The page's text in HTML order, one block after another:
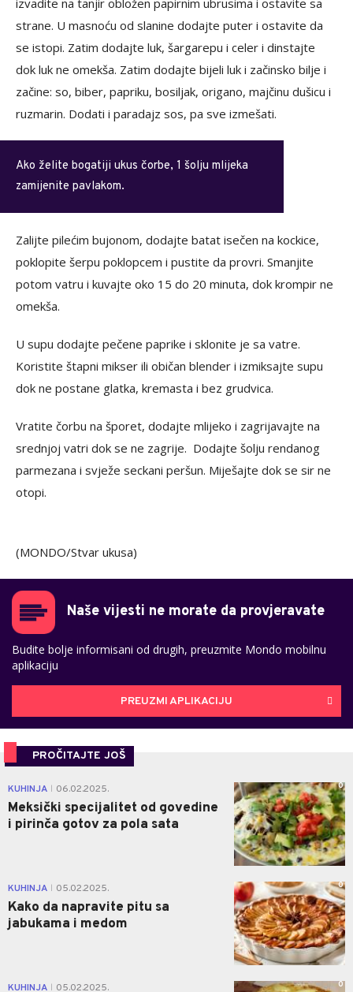
izvadite na tanjir obložen papirnim ubrusima i ostavite sa
strane. U masnoću od slanine dodajte puter i ostavite da
se istopi. Zatim dodajte luk, šargarepu i celer i dinstajte
dok luk ne omekša. Zatim dodajte bijeli luk i začinsko bilje i
začine: so, biber, papriku, bosiljak, origano, majčinu dušicu i
ruzmarin. Dodati i paradajz sos, pa sve izmešati.
Ako želite bogatiji ukus čorbe, 1 šolju mlijeka
zamijenite pavlakom.
Zalijte pilećim bujonom, dodajte batat isečen na kockice,
poklopite šerpu poklopcem i pustite da provri. Smanjite
potom vatru i kuvajte oko 15 do 20 minuta, dok krompir ne
omekša.
U supu dodajte pečene paprike i sklonite je sa vatre.
Koristite štapni mikser ili običan blender i izmiksajte supu
dok ne postane glatka, kremasta i bez grudvica.
Vratite čorbu na šporet, dodajte mlijeko i zagrijavajte na
srednjoj vatri dok se ne zagrije. Dodajte šolju rendanog
parmezana i svježe seckani peršun. Miješajte dok se sir ne
otopi.
(MONDO/Stvar ukusa)
Naše vijesti ne morate da provjeravate
Budite bolje informisani od drugih, preuzmite Mondo mobilnu
aplikaciju
PREUZMI APLIKACIJU
PROČITAJTE JOŠ
KUHINJA 06.02.2025.
Meksički specijalitet od govedine
i pirinča gotov za pola sata
0
KUHINJA 05.02.2025.
Kako da napravite pitu sa
jabukama i medom
0
KUHINJA 05.02.2025. 0